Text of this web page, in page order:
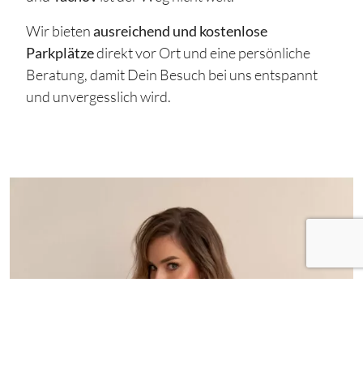
Wir bietenausreichend und kostenlose
Parkplätzedirekt vor Ort und eine persönliche
Beratung, damit Dein Besuch bei uns entspannt
und unvergesslich wird.